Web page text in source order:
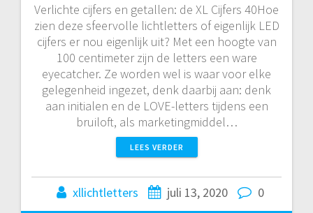
Verlichte cijfers en getallen: de XL Cijfers 40Hoe
zien deze sfeervolle lichtletters of eigenlijk LED
cijfers er nou eigenlijk uit? Met een hoogte van
100 centimeter zijn de letters een ware
eyecatcher. Ze worden wel is waar voor elke
gelegenheid ingezet, denk daarbij aan: denk
aan initialen en de LOVE-letters tijdens een
bruiloft, als marketingmiddel…
LEES VERDER
xllichtletters juli 13, 2020 0